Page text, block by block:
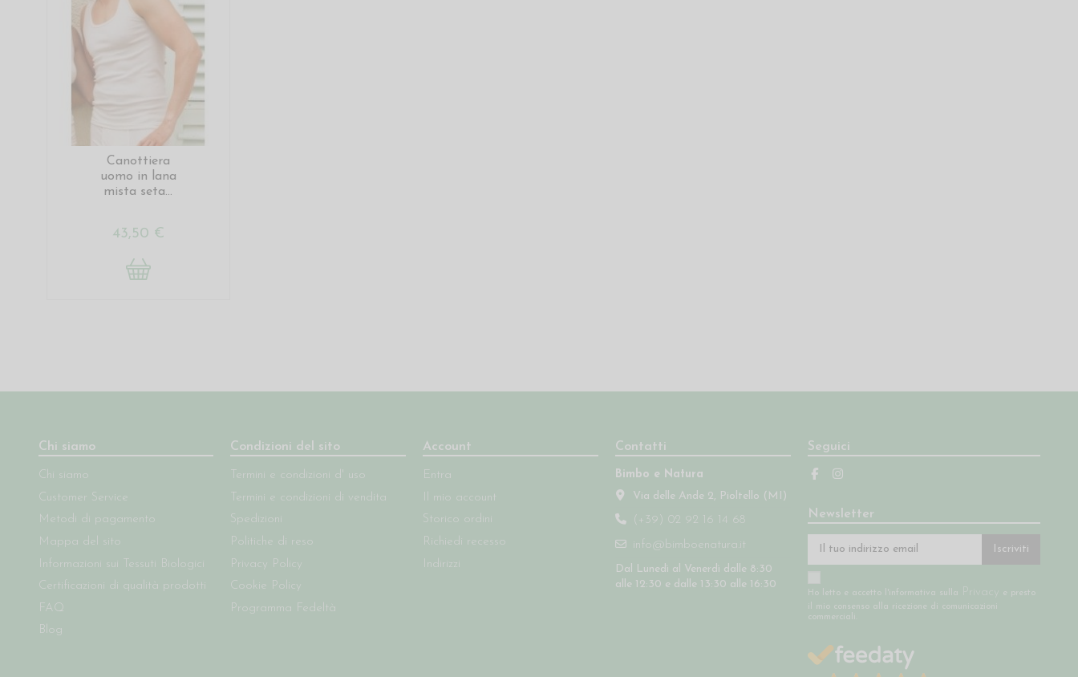
Canottiera
uomo in lana
mista seta...
43,50 €
Chi siamo
Chi siamo
Customer Service
Metodi di pagamento
Mappa del sito
Informazioni sui Tessuti Biologici
Certificazioni di qualità prodotti
FAQ
Blog
Condizioni del sito
Termini e condizioni d' uso
Termini e condizioni di vendita
Spedizioni
Politiche di reso
Privacy Policy
Cookie Policy
Programma Fedeltà
Account
Entra
Il mio account
Storico ordini
Richiedi recesso
Indirizzi
Contatti
Bimbo e Natura
Via delle Ande 2, Pioltello (MI)
(+39) 02 92 16 14 68
info@bimboenatura.it
Dal Lunedì al Venerdì dalle 8:30
alle 12:30 e dalle 13:30 alle 16:30
Seguici
Newsletter
Iscriviti
Ho letto e accetto l'informativa sulla Privacy
e presto
il mio consenso alla ricezione di comunicazioni
commerciali.